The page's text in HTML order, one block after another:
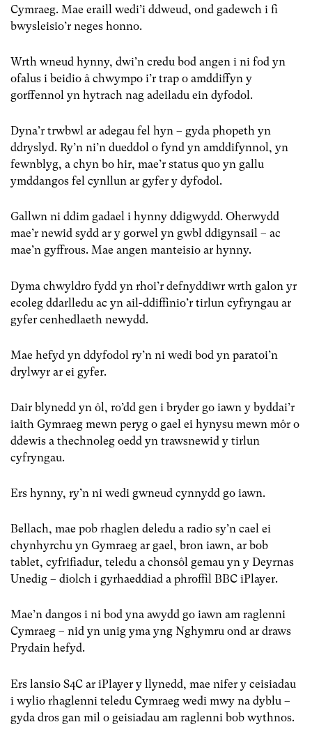
Cymraeg. Mae eraill wedi’i ddweud, ond gadewch i fi
bwysleisio’r neges honno.
Wrth wneud hynny, dwi’n credu bod angen i ni fod yn
ofalus i beidio â chwympo i’r trap o amddiffyn y
gorffennol yn hytrach nag adeiladu ein dyfodol.
Dyna’r trwbwl ar adegau fel hyn – gyda phopeth yn
ddryslyd. Ry’n ni’n dueddol o fynd yn amddifynnol, yn
fewnblyg, a chyn bo hir, mae’r status quo yn gallu
ymddangos fel cynllun ar gyfer y dyfodol.
Gallwn ni ddim gadael i hynny ddigwydd. Oherwydd
mae’r newid sydd ar y gorwel yn gwbl ddigynsail – ac
mae’n gyffrous. Mae angen manteisio ar hynny.
Dyma chwyldro fydd yn rhoi’r defnyddiwr wrth galon yr
ecoleg ddarlledu ac yn ail-ddiffinio’r tirlun cyfryngau ar
gyfer cenhedlaeth newydd.
Mae hefyd yn ddyfodol ry’n ni wedi bod yn paratoi’n
drylwyr ar ei gyfer.
Dair blynedd yn ôl, ro’dd gen i bryder go iawn y byddai’r
iaith Gymraeg mewn peryg o gael ei hynysu mewn môr o
ddewis a thechnoleg oedd yn trawsnewid y tirlun
cyfryngau.
Ers hynny, ry’n ni wedi gwneud cynnydd go iawn.
Bellach, mae pob rhaglen deledu a radio sy’n cael ei
chynhyrchu yn Gymraeg ar gael, bron iawn, ar bob
tablet, cyfrifiadur, teledu a chonsôl gemau yn y Deyrnas
Unedig – diolch i gyrhaeddiad a phroffil BBC iPlayer.
Mae’n dangos i ni bod yna awydd go iawn am raglenni
Cymraeg – nid yn unig yma yng Nghymru ond ar draws
Prydain hefyd.
Ers lansio S4C ar iPlayer y llynedd, mae nifer y ceisiadau
i wylio rhaglenni teledu Cymraeg wedi mwy na dyblu –
gyda dros gan mil o geisiadau am raglenni bob wythnos.